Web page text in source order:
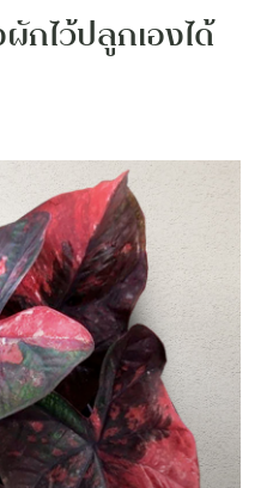
กไว้ปลูกเองได้